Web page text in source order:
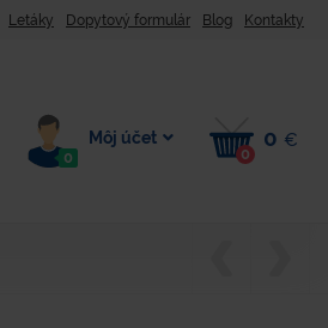
Letáky Dopytový formulár Blog Kontakty
0
Môj účet
0
0 €